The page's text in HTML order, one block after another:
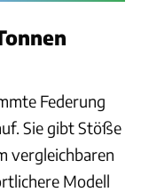
Federung
Sie gibt Stöße
vergleichbaren
Modell